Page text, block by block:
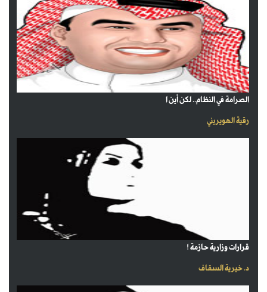
الصرامة في النظام.. لكن أين ا
رقية الهويريني
قرارات وزارية حازمة !
د. خيرية السقاف